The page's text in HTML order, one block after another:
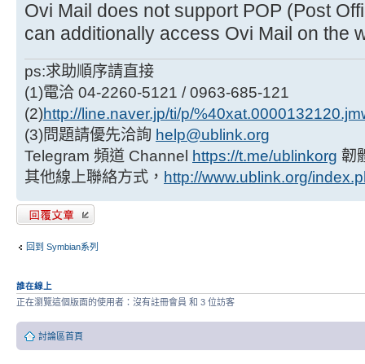
Ovi Mail does not support POP (Post
can additionally access Ovi Mail on the
ps:求助順序請直接
(1)電洽 04-2260-5121 / 0963-685-121
(2)http://line.naver.jp/ti/p/
(3)問題請優先洽詢 help@ublink.org
Telegram 頻道 Channel
https://t.me/ublinkorg 韌
其他線上聯絡方式， http://www.ublink.org/
發表回覆
回到 Symbian系列
誰在線上
正在瀏覽這個版面的使用者：沒有註冊會員 和 3 位訪客
討論區首頁